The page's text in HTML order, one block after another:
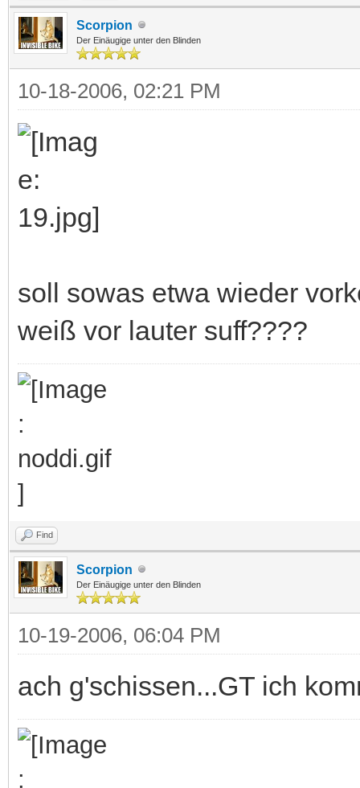
Scorpion
Der Einäugige unter den Blinden
10-18-2006, 02:21 PM
soll sowas etwa wieder
weiß vor lauter suff????
Find
Scorpion
Der Einäugige unter den Blinden
10-19-2006, 06:04 PM
ach g'schissen...GT ich